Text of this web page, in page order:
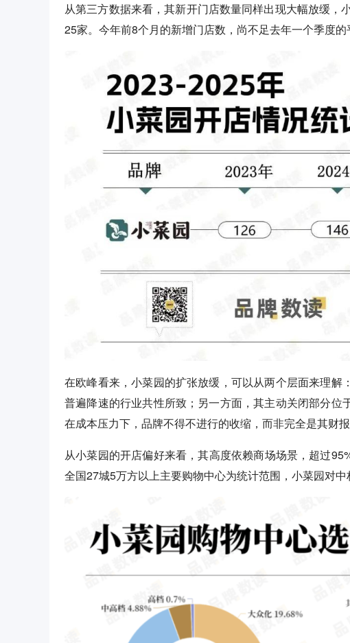
从第三方数据来看，其新开门店数量同样出现大幅放缓
25家。今年前8个月的新增门店数，尚不足去年一个季度的
在欧峰看来，小菜园的扩张放缓，可以从两个层面来理
普遍降速的行业共性所致；另一方面，其主动关闭部分
在成本压力下，品牌不得不进行的收缩，而非完全是其财
从小菜园的开店偏好来看，其高度依赖商场场景，超过
全国27城5万方以上主要购物中心为统计范围，小菜园对中